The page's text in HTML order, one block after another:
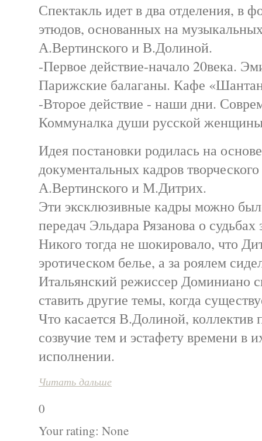
Спектакль идет в два отделения, в
этюдов, основанных на
А.Вертинского и В.Долиной.
-Первое действие-начало 20века.
Парижские балаганы. Кафе
-Второе действие - наши дни.
Коммуналка души русской
Идея постановки родилась на
документальных кадров
А.Вертинского и М.Дитрих.
Эти эксклюзивные кадры можно
передач Эльдара Рязанова о
Никого тогда не шокировало, что
эротическом белье, а за роялем
Итальянский режиссер Доминиано
ставить другие темы, когда
Что касается В.Долиной, коллектив
созвучие тем и эстафету времени в
исполнении.
Читать дальше
0
Your rating: None